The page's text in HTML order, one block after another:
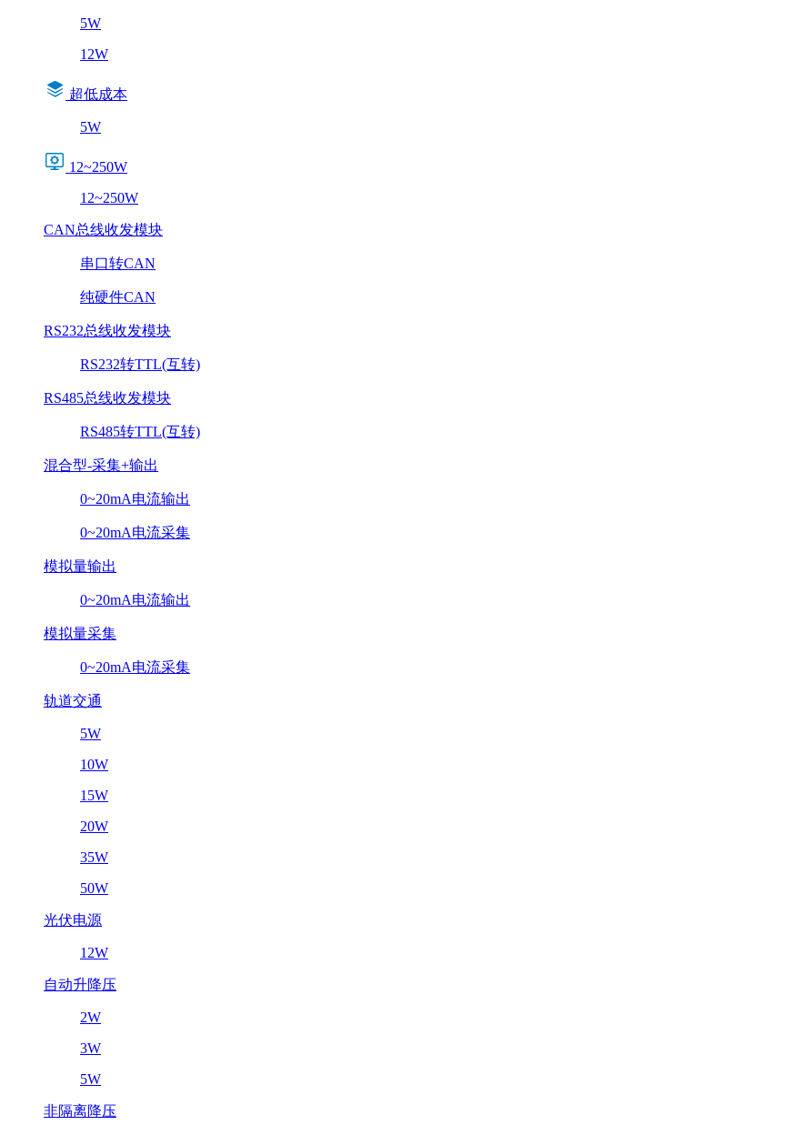
5W
12W
超低成本
5W
12~250W
12~250W
CAN总线收发模块
串口转CAN
纯硬件CAN
RS232总线收发模块
RS232转TTL(互转)
RS485总线收发模块
RS485转TTL(互转)
混合型-采集+输出
0~20mA电流输出
0~20mA电流采集
模拟量输出
0~20mA电流输出
模拟量采集
0~20mA电流采集
轨道交通
5W
10W
15W
20W
35W
50W
光伏电源
12W
自动升降压
2W
3W
5W
非隔离降压